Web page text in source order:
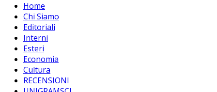
Home
Chi Siamo
Editoriali
Interni
Esteri
Economia
Cultura
RECENSIONI